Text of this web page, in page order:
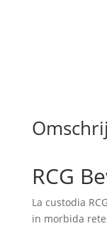
RCG
La custodia
in morbida